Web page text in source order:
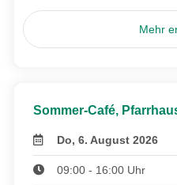
Mehr
Sommer-Café,
Do, 6. August 2026
09:00 - 16:00 Uhr